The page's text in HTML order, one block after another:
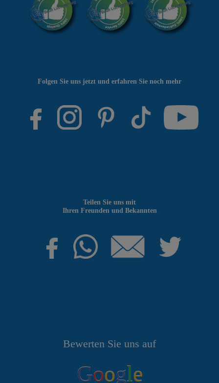
Bewerten Sie uns auf
Google
Teilen Sie uns mit
Ihren Freunden und Bekannten
Folgen Sie uns jetzt und erfahren Sie noch mehr